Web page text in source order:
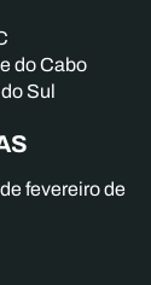
do Cabo
Sul
fevereiro de